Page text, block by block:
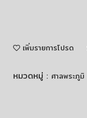
เพิ่มรายการโปรด
หมวดหมู่ : ศาลพระภูมิ